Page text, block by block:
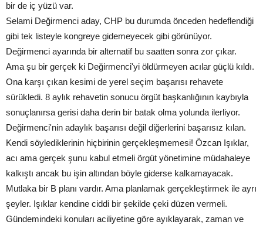
bir de iç yüzü var.
Selami Değirmenci aday, CHP bu durumda önceden hedeflendiği
gibi tek listeyle kongreye gidemeyecek gibi görünüyor.
Değirmenci ayarında bir alternatif bu saatten sonra zor çıkar.
Ama şu bir gerçek ki Değirmenci'yi öldürmeyen acılar güçlü kıldı.
Ona karşı çıkan kesimi de yerel seçim başarısı rehavete
sürükledi. 8 aylık rehavetin sonucu örgüt başkanlığının kaybıyla
sonuçlanırsa gerisi daha derin bir batak olma yolunda ilerliyor.
Değirmenci'nin adaylık başarısı değil diğerlerini başarısız kılan.
Kendi söylediklerinin hiçbirinin gerçekleşmemesi! Özcan Işıklar,
acı ama gerçek şunu kabul etmeli örgüt yönetimine müdahaleye
kalkıştı ancak bu işin altından böyle giderse kalkamayacak.
Mutlaka bir B planı vardır. Ama planlamak gerçekleştirmek ile ayrı
şeyler. Işıklar kendine ciddi bir şekilde çeki düzen vermeli.
Gündemindeki konuları aciliyetine göre ayıklayarak, zaman ve